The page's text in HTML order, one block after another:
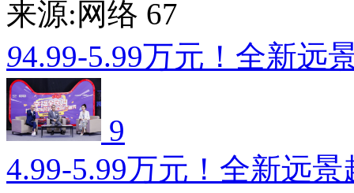
来源:网络 67
94.99-5.99万元！全新远
9
4.99-5.99万元！全新远景